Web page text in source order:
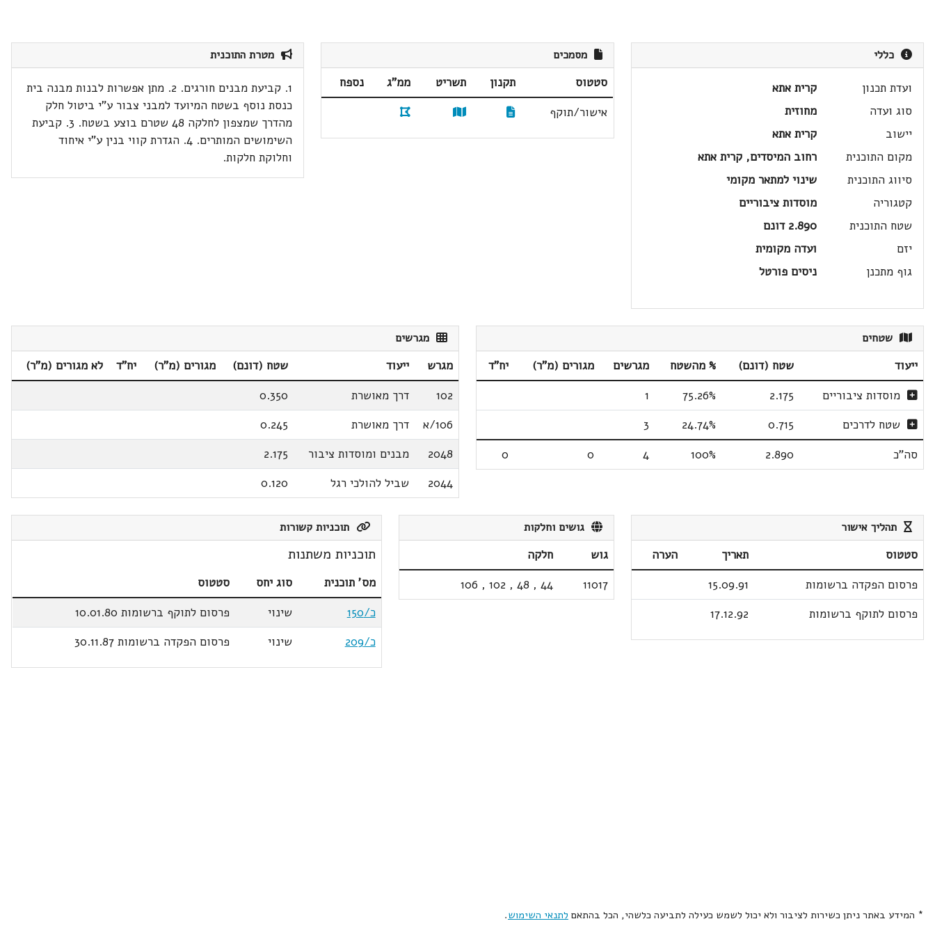
כללי
ועדת תכנון
קרית אתא
סוג ועדה
מחוזית
יישוב
קרית אתא
מקום התוכנית
רחוב המיסדים, קרית אתא
סיווג התוכנית
שינוי למתאר מקומי
קטגוריה
מוסדות ציבוריים
שטח התוכנית
2.890 דונם
יזם
ועדה מקומית
גוף מתכנן
ניסים פורטל
מסמכים
סטטוס תקנון תשריט ממ"ג
נספח
אישור/תוקף
מטרת התוכנית
1. קביעת מבנים חורגים. 2. מתן אפשרות לבנות מבנה בית
כנסת נוסף בשטח המיועד למבני צבור ע"י ביטול חלק
מהדרך שמצפון לחלקה 48 שטרם בוצע בשטח. 3. קביעת
השימושים המותרים. 4. הגדרת קווי בנין ע"י איחוד
וחלוקת חלקות.
שטחים
ייעוד שטח (דונם) % מהשטח מגרשים מגורים (מ"ר)
יח"ד
מוסדות ציבוריים
2.175
75.26%
1
שטח לדרכים
0.715
24.74%
3
סה"כ
2.890
100%
4
0
0
מגרשים
מגרש ייעוד שטח (דונם) מגורים (מ"ר) יח"ד
לא מגורים (מ"ר)
102
דרך מאושרת
0.350
106/א
דרך מאושרת
0.245
2048
מבנים ומוסדות ציבור
2.175
2044
שביל להולכי רגל 0.120
תהליך אישור
סטטוס תאריך
הערה
פרסום הפקדה ברשומות
15.09.91
פרסום לתוקף ברשומות
17.12.92
גושים וחלקות
גוש
חלקה
11017
44
,
48
,
102
,
106
תוכניות קשורות
תוכניות משתנות
מס' תוכנית סוג יחס
סטטוס
כ/150
שינוי
פרסום לתוקף ברשומות 10.01.80
כ/209
שינוי פרסום הפקדה ברשומות 30.11.87
* המידע באתר ניתן כשירות לציבור ולא יכול לשמש כעילה לתביעה כלשהי, הכל בהתאם לתנאי השימוש.